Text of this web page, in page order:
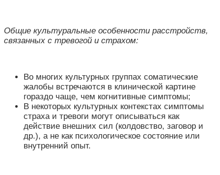
Общие культуральные особенности расстройств,
связанных с тревогой и страхом:
Во многих культурных группах соматические
жалобы встречаются в клинической картине
гораздо чаще, чем когнитивные симптомы;
В некоторых культурных контекстах симптомы
страха и тревоги могут описываться как
действие внешних сил (колдовство, заговор и
др.), а не как психологическое состояние или
внутренний опыт.